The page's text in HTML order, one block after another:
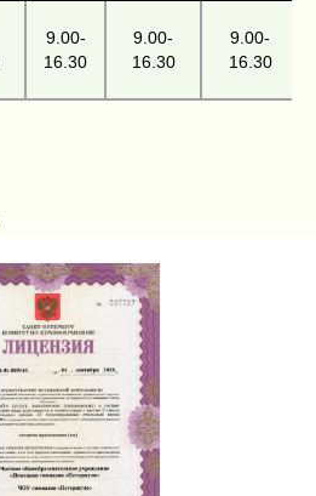
9.00-
16.30
9.00-
16.30
9.00-
16.30